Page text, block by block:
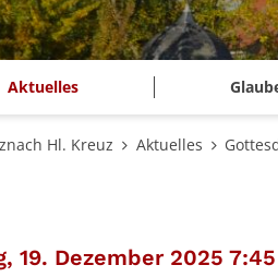
Aktuelles
Hl. Kreuz Aktuelles
19. Dezember 2025 7:45